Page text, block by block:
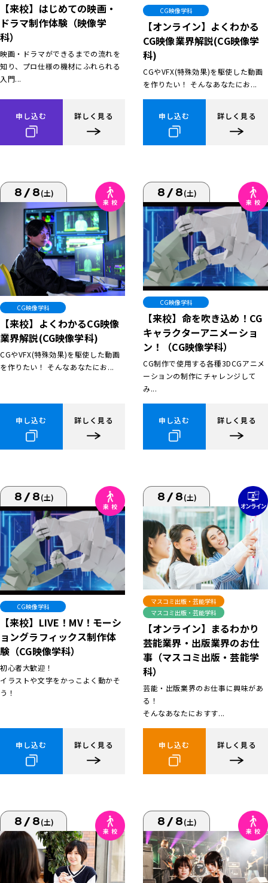
【来校】はじめての映画・
ドラマ制作体験（映像学
科）
映画・ドラマができるまでの流れを
知り、プロ仕様の機材にふれられる
入門...
申し込む 詳しく見る
CG映像学科
【オンライン】よくわかる
CG映像業界解説(CG映像学
科)
CGやVFX(特殊効果)を駆使した動画
を作りたい！ そんなあなたにお...
申し込む 詳しく見る
8/8(土)
CG映像学科
【来校】よくわかるCG映像
業界解説(CG映像学科)
CGやVFX(特殊効果)を駆使した動画
を作りたい！ そんなあなたにお...
申し込む 詳しく見る
8/8(土)
CG映像学科
【来校】命を吹き込め！CG
キャラクターアニメーショ
ン！（CG映像学科）
CG制作で使用する各種3DCGアニメ
ーションの制作にチャレンジして
み...
申し込む 詳しく見る
8/8(土)
CG映像学科
【来校】LIVE！MV！モーシ
ョングラフィックス制作体
験（CG映像学科）
初心者大歓迎！
イラストや文字をかっこよく動かそ
う！
申し込む 詳しく見る
8/8(土)
マスコミ出版・芸能学科
マスコミ出版・芸能学科
【オンライン】まるわかり
芸能業界・出版業界のお仕
事（マスコミ出版・芸能学
科）
芸能・出版業界のお仕事に興味があ
る！
そんなあなたにおすす...
申し込む 詳しく見る
8/8(土) 8/8(土)